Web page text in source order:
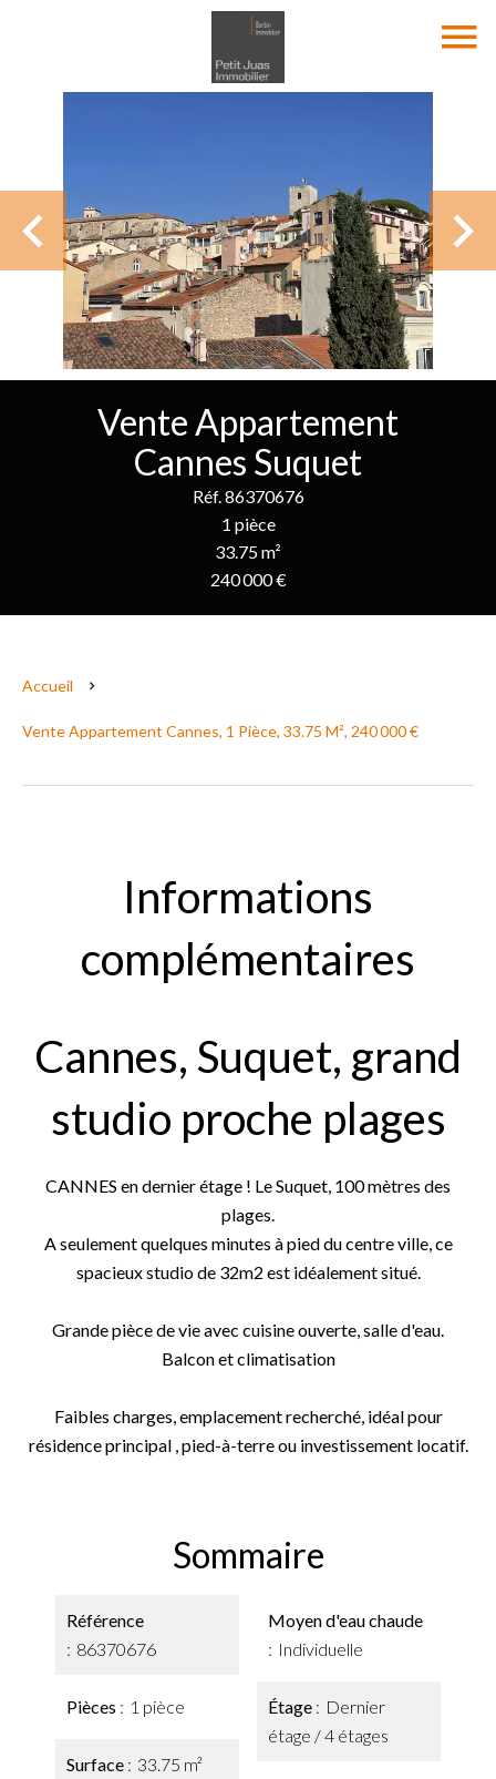
Vente Appartement
Cannes Suquet
Réf. 86370676
1 pièce
33.75 m²
240 000 €
Accueil
Vente Appartement Cannes, 1 Pièce, 33.75 M², 240 000 €
Informations
complémentaires
Cannes, Suquet, grand
studio proche plages
CANNES en dernier étage ! Le Suquet, 100 mètres des
plages.
A seulement quelques minutes à pied du centre ville, ce
spacieux studio de 32m2 est idéalement situé.
Grande pièce de vie avec cuisine ouverte, salle d'eau.
Balcon et climatisation
Faibles charges, emplacement recherché, idéal pour
résidence principal , pied-à-terre ou investissement locatif.
Sommaire
Référence
86370676
Pièces 1 pièce
Surface 33.75 m²
Moyen d'eau chaude
Individuelle
Étage
Dernier
étage / 4 étages